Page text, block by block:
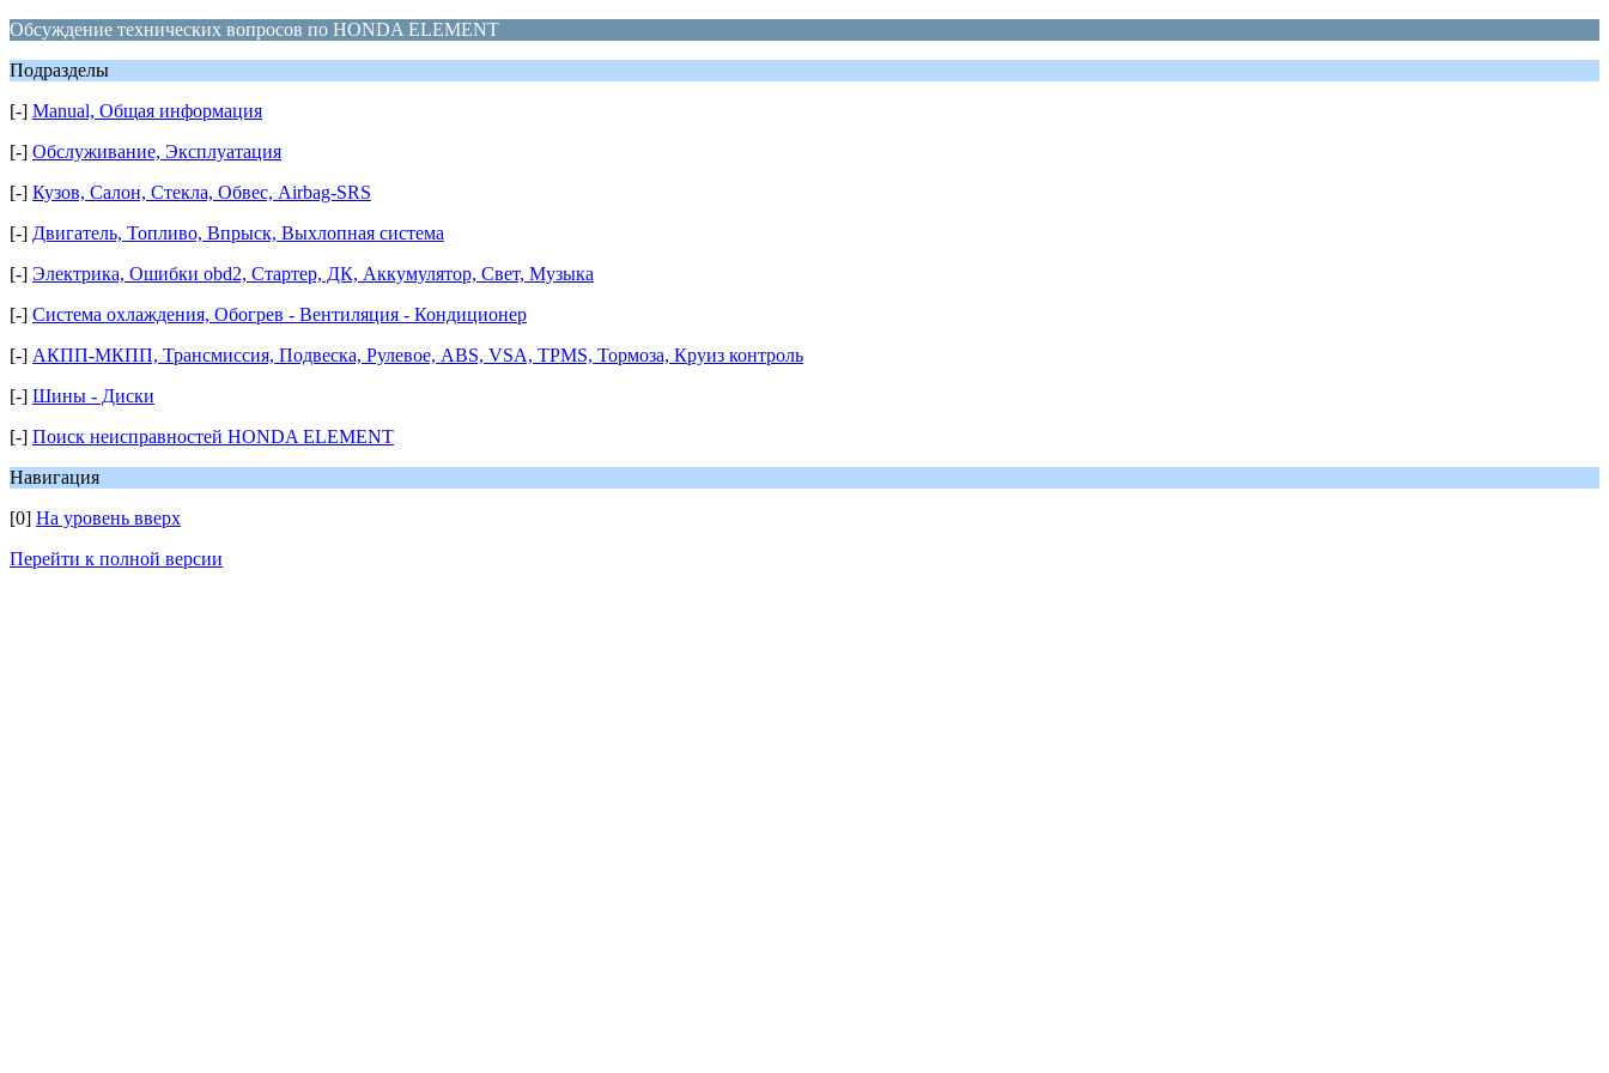
Обсуждение технических вопросов по HONDA ELEMENT
Подразделы
[-] Manual, Общая информация
[-] Обслуживание, Эксплуатация
[-] Кузов, Салон, Стекла, Обвес, Airbag-SRS
[-] Двигатель, Топливо, Впрыск, Выхлопная система
[-] Электрика, Ошибки obd2, Стартер, ДК, Аккумулятор, Свет, Музыка
[-] Система охлаждения, Обогрев - Вентиляция - Кондиционер
[-] АКПП-МКПП, Трансмиссия, Подвеска, Рулевое, ABS, VSA, TPMS, Тормоза, Круиз контроль
[-] Шины - Диски
[-] Поиск неисправностей HONDA ELEMENT
Навигация
[0] На уровень вверх
Перейти к полной версии